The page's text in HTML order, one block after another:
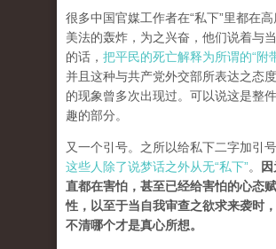
很多中国官媒工作者在“私下”里都在
美法的轰炸，为之兴奋，他们说着与
的话， 把平民的死亡解释为所谓的“附
并且这种与共产党外交部所表达之态
的现象曾多次出现过。可以说这是整
趣的部分。
又一个引号。之所以给私下二字加引
这些人除了说梦话之外从无“私下”。
直都在害怕，甚至已经给害怕的心态
性，以至于当自我审查之欲求来袭时
不清哪个才是真心所想。